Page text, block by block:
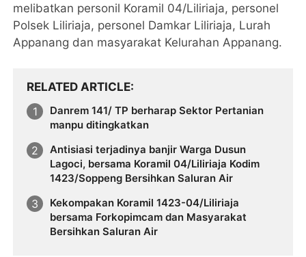
melibatkan personil Koramil 04/Liliriaja, personel
Polsek Liliriaja, personel Damkar Liliriaja, Lurah
Appanang dan masyarakat Kelurahan Appanang.
RELATED ARTICLE
Danrem 141/ TP berharap Sektor Pertanian
manpu ditingkatkan
Antisiasi terjadinya banjir Warga Dusun
Lagoci, bersama Koramil 04/Liliriaja Kodim
1423/Soppeng Bersihkan Saluran Air
Kekompakan Koramil 1423-04/Liliriaja
bersama Forkopimcam dan Masyarakat
Bersihkan Saluran Air